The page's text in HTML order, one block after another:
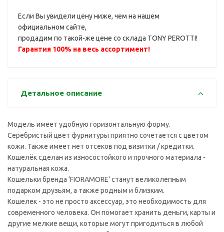
Если Вы увидели цену ниже, чем на нашем
официальном сайте,
продадим по такой-же цене со склада TONY PEROTTI!
Гарантия 100% на весь ассортимент!
Детальное описание
Модель имеет удобную горизонтальную форму.
Серебристый цвет фурнитуры приятно сочетается с цветом
кожи. Также имеет нет отсеков под визитки / кредитки.
Кошелёк сделан из износостойкого и прочного материала -
натуральная кожа.
Кошельки бренда 'FIORAMORE' станут великолепным
подарком друзьям, а также родным и близким.
Кошелек - это не просто аксессуар, это необходимость для
современного человека. Он помогает хранить деньги, карты и
другие мелкие вещи, которые могут пригодиться в любой